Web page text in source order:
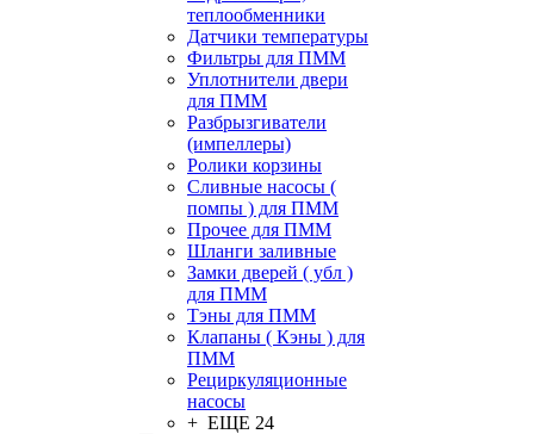
теплообменники
Датчики температуры
Фильтры для ПММ
Уплотнители двери
для ПММ
Разбрызгиватели
(импеллеры)
Ролики корзины
Сливные насосы (
помпы ) для ПММ
Прочее для ПММ
Шланги заливные
Замки дверей ( убл )
для ПММ
Тэны для ПММ
Клапаны ( Кэны ) для
ПММ
Рециркуляционные
насосы
+ ЕЩЕ 24